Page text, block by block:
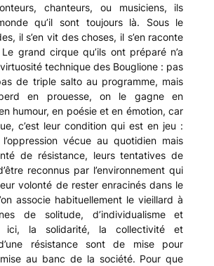
chanteurs, ou musiciens, ils
qu’il sont toujours là. Sous le
il s’en vit des choses, il s’en raconte
grand cirque qu’ils ont préparé n’a
technique des Bouglione : pas
de triple salto au programme, mais
en prouesse, on le gagne en
humour, en poésie et en émotion, car
c’est leur condition qui est en jeu :
l’oppression vécue au quotidien mais
de résistance, leurs tentatives de
reconnus par l’environnement qui
volonté de rester enracinés dans le
associe habituellement le vieillard à
de solitude, d’individualisme et
ici, la solidarité, la collectivité et
d’une résistance sont de mise pour
au banc de la société. Pour que